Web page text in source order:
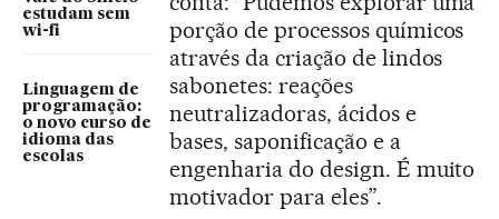
estudam sem
wi-fi
Linguagem de
programação:
o novo curso de
idioma das
escolas
porção de processos químicos
através da criação de lindos
sabonetes: reações
neutralizadoras, ácidos e
bases, saponificação e a
engenharia do design. É muito
motivador para eles”.